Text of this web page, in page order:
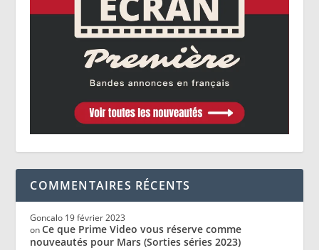
COMMENTAIRES RÉCENTS
Goncalo 19 février 2023
onCe que Prime Video vous réserve comme
nouveautés pour Mars (Sorties séries 2023)